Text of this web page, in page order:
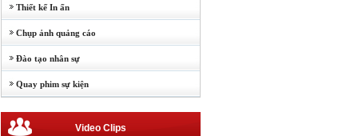
Thiết kế In ấn
Chụp ảnh quảng cáo
Đào tạo nhân sự
Quay phim sự kiện
Video Clips